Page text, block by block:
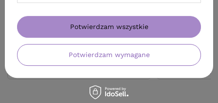
(19,99 zł / 100ml)
29.99
Najniższa cena
wprowadzeniem
Cena katalogowa:
Potwierdzam wymagane
Potwierdzam wszystkie